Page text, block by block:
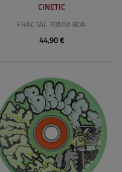
CINETIC
FRACTAL 70MM 80A
44,90 €